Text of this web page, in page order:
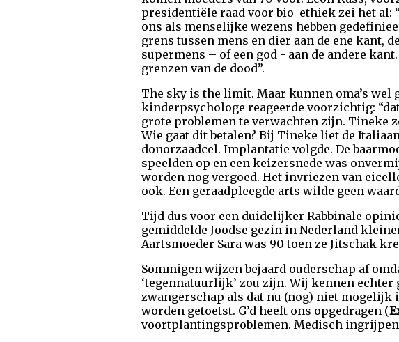
presidentiële raad voor bio-ethiek zei het al:
ons als menselijke wezens hebben
grens tussen mens en dier aan de ene kant,
supermens – of een god - aan de andere
grenzen van de dood”.
The sky is the limit. Maar kunnen oma’s wel
kinderpsychologe reageerde voorzichtig:
grote problemen te verwachten zijn. Tineke
Wie gaat dit betalen? Bij Tineke liet de
donorzaadcel. Implantatie volgde. De
speelden op en een keizersnede was
worden nog vergoed. Het invriezen van
ook. Een geraadpleegde arts wilde geen
Tijd dus voor een duidelijker Rabbinale
gemiddelde Joodse gezin in Nederland
Aartsmoeder Sara was 90 toen ze Jitschak
Sommigen wijzen bejaard ouderschap af
‘tegennatuurlijk’ zou zijn. Wij kennen
zwangerschap als dat nu (nog) niet mogelijk
worden getoetst. G’d heeft ons opgedragen (
voortplantingsproblemen. Medisch